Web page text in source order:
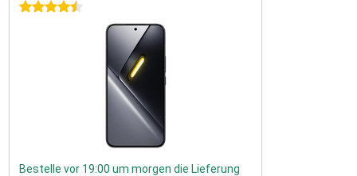
4.5 Sterne
Bestelle vor 19:00 um morgen die Lieferung